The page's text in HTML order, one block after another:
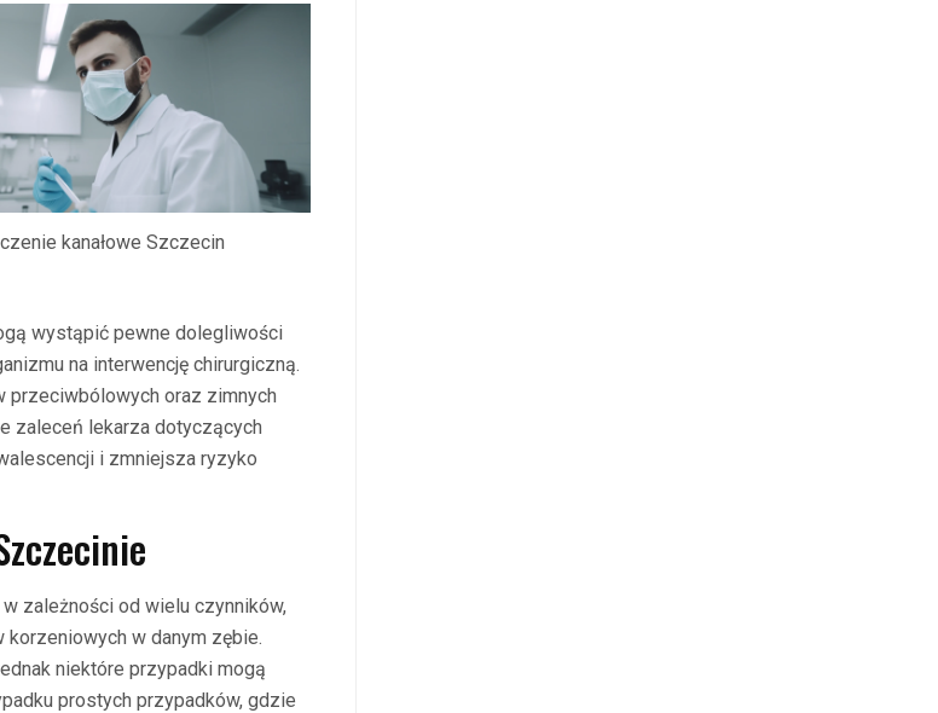
kanałowe Szczecin
wystąpić pewne dolegliwości
na interwencję chirurgiczną.
przeciwbólowych oraz zimnych
zaleceń lekarza dotyczących
i zmniejsza ryzyko
zależności od wielu czynników,
korzeniowych w danym zębie.
niektóre przypadki mogą
prostych przypadków, gdzie